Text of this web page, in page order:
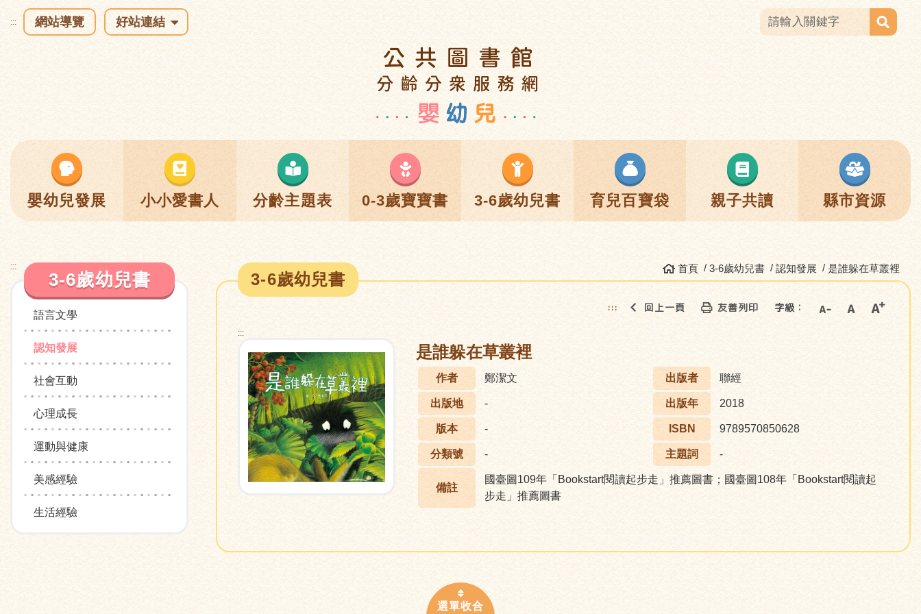
::: 網站導覽 好站連結
嬰幼兒發展 小小愛書人 分齡主題表 0-3歲寶寶書 3-6歲幼兒書 育兒百寶袋 親子共讀 縣市資源
:::
3-6歲幼兒書
語言文學
認知發展
社會互動
心理成長
運動與健康
美感經驗
生活經驗
首頁 3-6歲幼兒書 認知發展 是誰躲在草叢裡
3-6歲幼兒書
::: 回上一頁 友善列印 字級：
:::
是誰躲在草叢裡
作者 鄭潔文 出版者 聯經
出版地 - 出版年 2018
版本 - ISBN 9789570850628
分類號 - 主題詞 -
備註
國臺圖109年「Bookstart閱讀起步走」推薦圖書；國臺圖108年「Bookstart閱讀起
步走」推薦圖書